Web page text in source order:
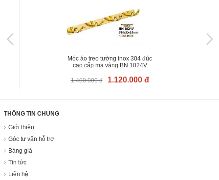
Móc áo treo tường inox 304 đúc
cao cấp mạ vàng BN 1024V
1.400.000 đ 1.120.000 đ
THÔNG TIN CHUNG
Giới thiệu
Góc tư vấn hỗ trợ
Bảng giá
Tin tức
Liên hệ